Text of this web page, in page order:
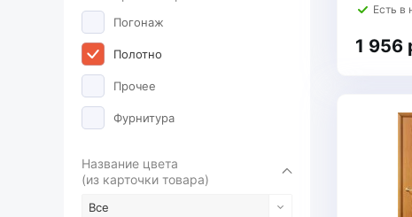
Погонаж
Полотно
Прочее
Фурнитура
Название цвета
(из карточки товара)
Все
Есть в
1 956